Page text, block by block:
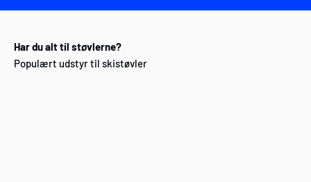
Har du alt til støvlerne?
Populært udstyr til skistøvler